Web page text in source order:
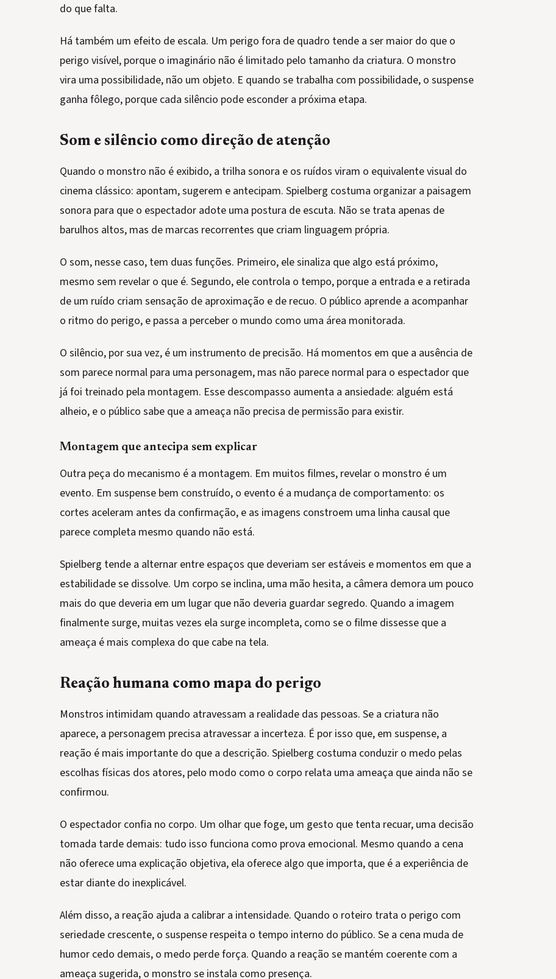
do que falta.
Há também um efeito de escala. Um perigo fora de quadro tende a ser maior do que o
perigo visível, porque o imaginário não é limitado pelo tamanho da criatura. O monstro
vira uma possibilidade, não um objeto. E quando se trabalha com possibilidade, o suspense
ganha fôlego, porque cada silêncio pode esconder a próxima etapa.
Som e silêncio como direção de atenção
Quando o monstro não é exibido, a trilha sonora e os ruídos viram o equivalente visual do
cinema clássico: apontam, sugerem e antecipam. Spielberg costuma organizar a paisagem
sonora para que o espectador adote uma postura de escuta. Não se trata apenas de
barulhos altos, mas de marcas recorrentes que criam linguagem própria.
O som, nesse caso, tem duas funções. Primeiro, ele sinaliza que algo está próximo,
mesmo sem revelar o que é. Segundo, ele controla o tempo, porque a entrada e a retirada
de um ruído criam sensação de aproximação e de recuo. O público aprende a acompanhar
o ritmo do perigo, e passa a perceber o mundo como uma área monitorada.
O silêncio, por sua vez, é um instrumento de precisão. Há momentos em que a ausência de
som parece normal para uma personagem, mas não parece normal para o espectador que
já foi treinado pela montagem. Esse descompasso aumenta a ansiedade: alguém está
alheio, e o público sabe que a ameaça não precisa de permissão para existir.
Montagem que antecipa sem explicar
Outra peça do mecanismo é a montagem. Em muitos filmes, revelar o monstro é um
evento. Em suspense bem construído, o evento é a mudança de comportamento: os
cortes aceleram antes da confirmação, e as imagens constroem uma linha causal que
parece completa mesmo quando não está.
Spielberg tende a alternar entre espaços que deveriam ser estáveis e momentos em que a
estabilidade se dissolve. Um corpo se inclina, uma mão hesita, a câmera demora um pouco
mais do que deveria em um lugar que não deveria guardar segredo. Quando a imagem
finalmente surge, muitas vezes ela surge incompleta, como se o filme dissesse que a
ameaça é mais complexa do que cabe na tela.
Reação humana como mapa do perigo
Monstros intimidam quando atravessam a realidade das pessoas. Se a criatura não
aparece, a personagem precisa atravessar a incerteza. É por isso que, em suspense, a
reação é mais importante do que a descrição. Spielberg costuma conduzir o medo pelas
escolhas físicas dos atores, pelo modo como o corpo relata uma ameaça que ainda não se
confirmou.
O espectador confia no corpo. Um olhar que foge, um gesto que tenta recuar, uma decisão
tomada tarde demais: tudo isso funciona como prova emocional. Mesmo quando a cena
não oferece uma explicação objetiva, ela oferece algo que importa, que é a experiência de
estar diante do inexplicável.
Além disso, a reação ajuda a calibrar a intensidade. Quando o roteiro trata o perigo com
seriedade crescente, o suspense respeita o tempo interno do público. Se a cena muda de
humor cedo demais, o medo perde força. Quando a reação se mantém coerente com a
ameaça sugerida, o monstro se instala como presença.